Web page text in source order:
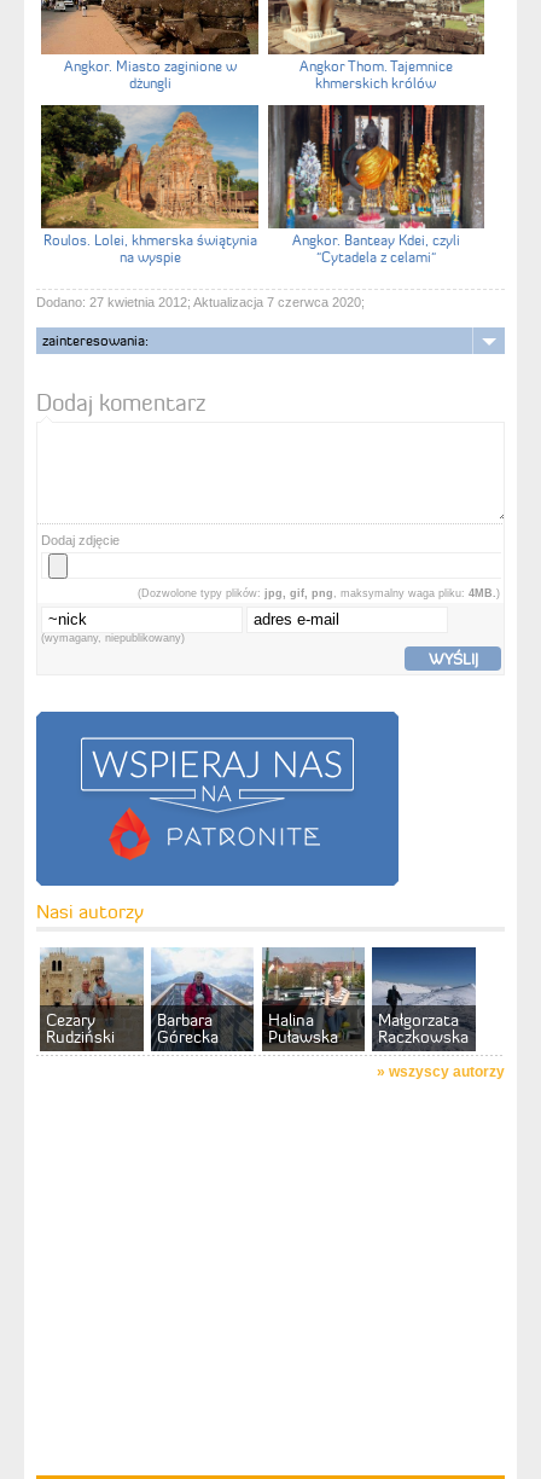
Angkor. Miasto zaginione w
dżungli
Angkor Thom. Tajemnice
khmerskich królów
Roulos. Lolei, khmerska świątynia
na wyspie
Angkor. Banteay Kdei, czyli
"Cytadela z celami"
Dodano: 27 kwietnia 2012; Aktualizacja 7 czerwca 2020;
zainteresowania:
Dodaj komentarz
Dodaj zdjęcie
(Dozwolone typy plików: jpg, gif, png , maksymalny waga pliku: 4MB.)
(wymagany, niepublikowany)
WYŚLIJ
Nasi autorzy
Cezary
Rudziński
Barbara
Górecka
Halina
Puławska
Małgorzata
Raczkowska
» wszyscy autorzy